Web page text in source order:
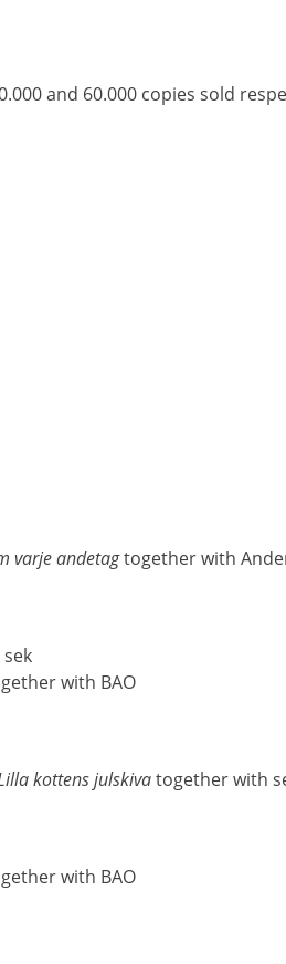
and 60.000 copies sold
varje andetagtogether with
with BAO
kottens julskivatogether with
with BAO